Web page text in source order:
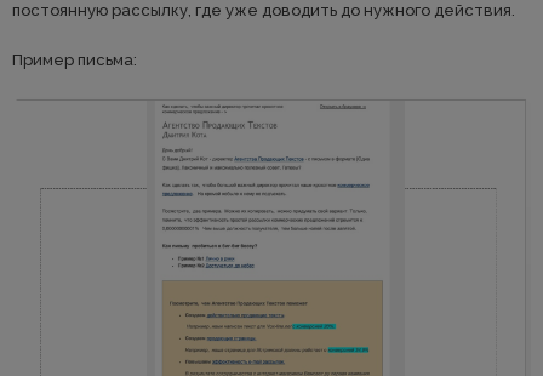
постоянную рассылку, где уже доводить до нужного действия.
Пример письма: